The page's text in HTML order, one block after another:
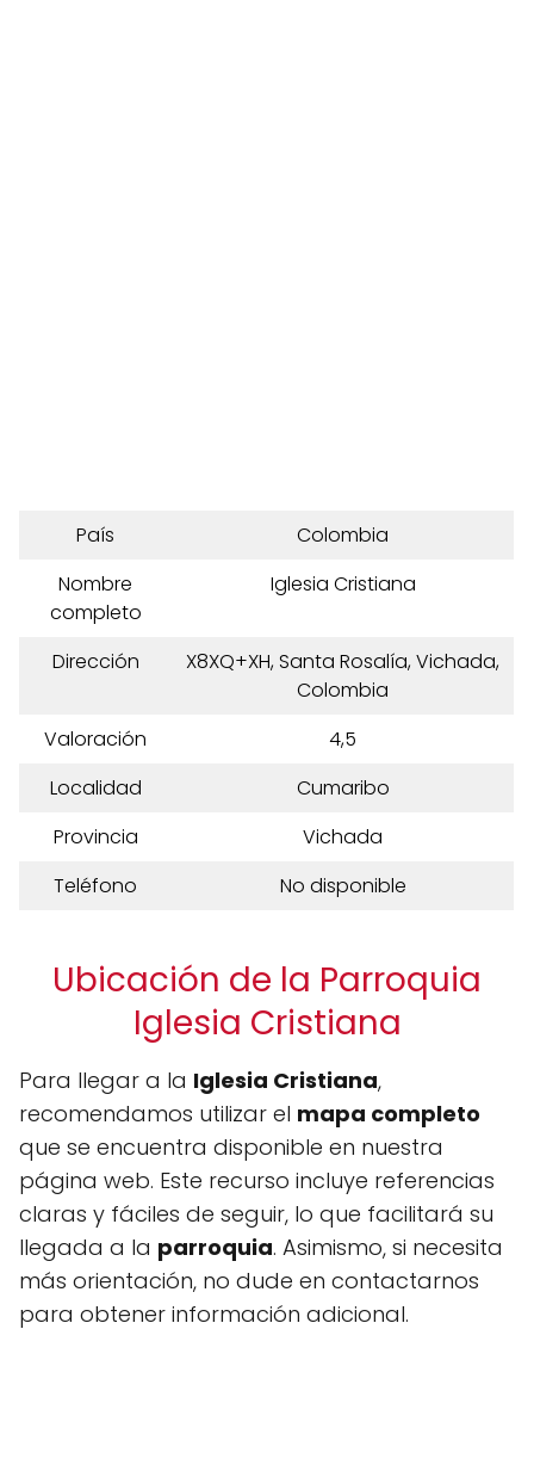
País
Colombia
Nombre
completo
Iglesia Cristiana
Dirección
X8XQ+XH, Santa Rosalía, Vichada,
Colombia
Valoración
4,5
Localidad
Cumaribo
Provincia
Vichada
Teléfono
No disponible
Ubicación de la Parroquia
Iglesia Cristiana
Para llegar a la Iglesia Cristiana,
recomendamos utilizar el mapa completo
que se encuentra disponible en nuestra
página web. Este recurso incluye referencias
claras y fáciles de seguir, lo que facilitará su
llegada a la parroquia. Asimismo, si necesita
más orientación, no dude en contactarnos
para obtener información adicional.